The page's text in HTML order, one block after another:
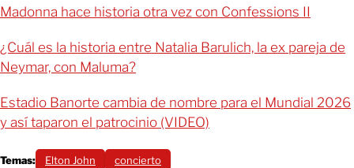
Madonna hace historia otra vez con Confessions II
¿Cuál es la historia entre Natalia Barulich, la ex pareja de
Neymar, con Maluma?
Estadio Banorte cambia de nombre para el Mundial 2026
y así taparon el patrocinio (VIDEO)
Temas: Elton John concierto